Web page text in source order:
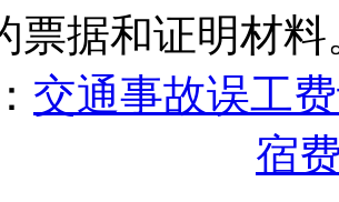
票据和证明材料
交通事故误工
宿